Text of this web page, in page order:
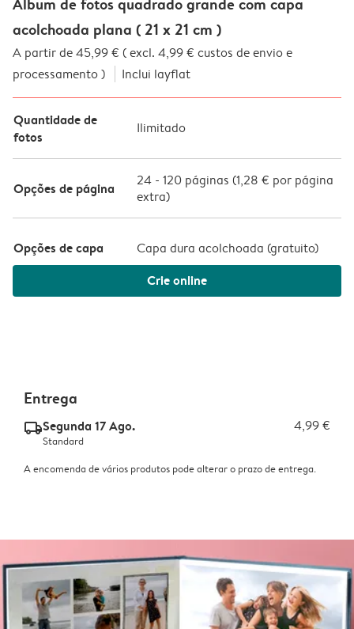
acolchoada plana ( 21 x 21 cm )
A partir de 45,99 € ( excl. 4,99 € custos de envio e
processamento )
Inclui layflat
Quantidade de
fotos
Ilimitado
Opções de página 24 - 120 páginas (1,28 € por página
extra)
Opções de capa Capa dura acolchoada (gratuito)
Crie online
Entrega
delivery_standard_v2Segunda 17 Ago. 4,99 €
Standard
A encomenda de vários produtos pode alterar o prazo de entrega.